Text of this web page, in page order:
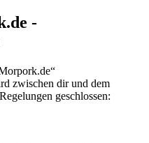
-
zwischen dir und dem
geschlossen: